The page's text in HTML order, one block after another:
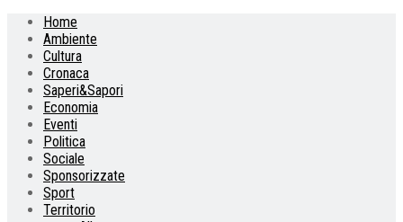
Home
Ambiente
Cultura
Cronaca
Saperi&Sapori
Economia
Eventi
Politica
Sociale
Sponsorizzate
Sport
Territorio